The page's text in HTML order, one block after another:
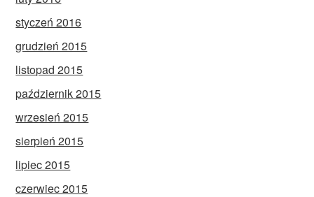
styczeń 2016
grudzień 2015
listopad 2015
październik 2015
wrzesień 2015
sierpień 2015
lipiec 2015
czerwiec 2015